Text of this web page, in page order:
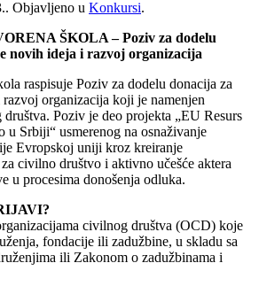
. Objavljeno u Konkursi.
ŠKOLA – Poziv za dodelu
novih ideja i razvoj organizacija
raspisuje Poziv za dodelu donacija za
organizacija koji je namenjen
Poziv je deo projekta „EU Resurs
u Srbiji“ usmerenog na osnaživanje
Evropskoj uniji kroz kreiranje
civilno društvo i aktivno učešće aktera
u procesima donošenja odluka.
civilnog društva (OCD) koje
fondacije ili zadužbine, u skladu sa
ili Zakonom o zadužbinama i